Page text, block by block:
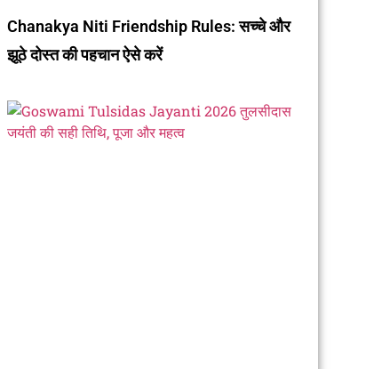
Chanakya Niti Friendship Rules: सच्चे और
झूठे दोस्त की पहचान ऐसे करें